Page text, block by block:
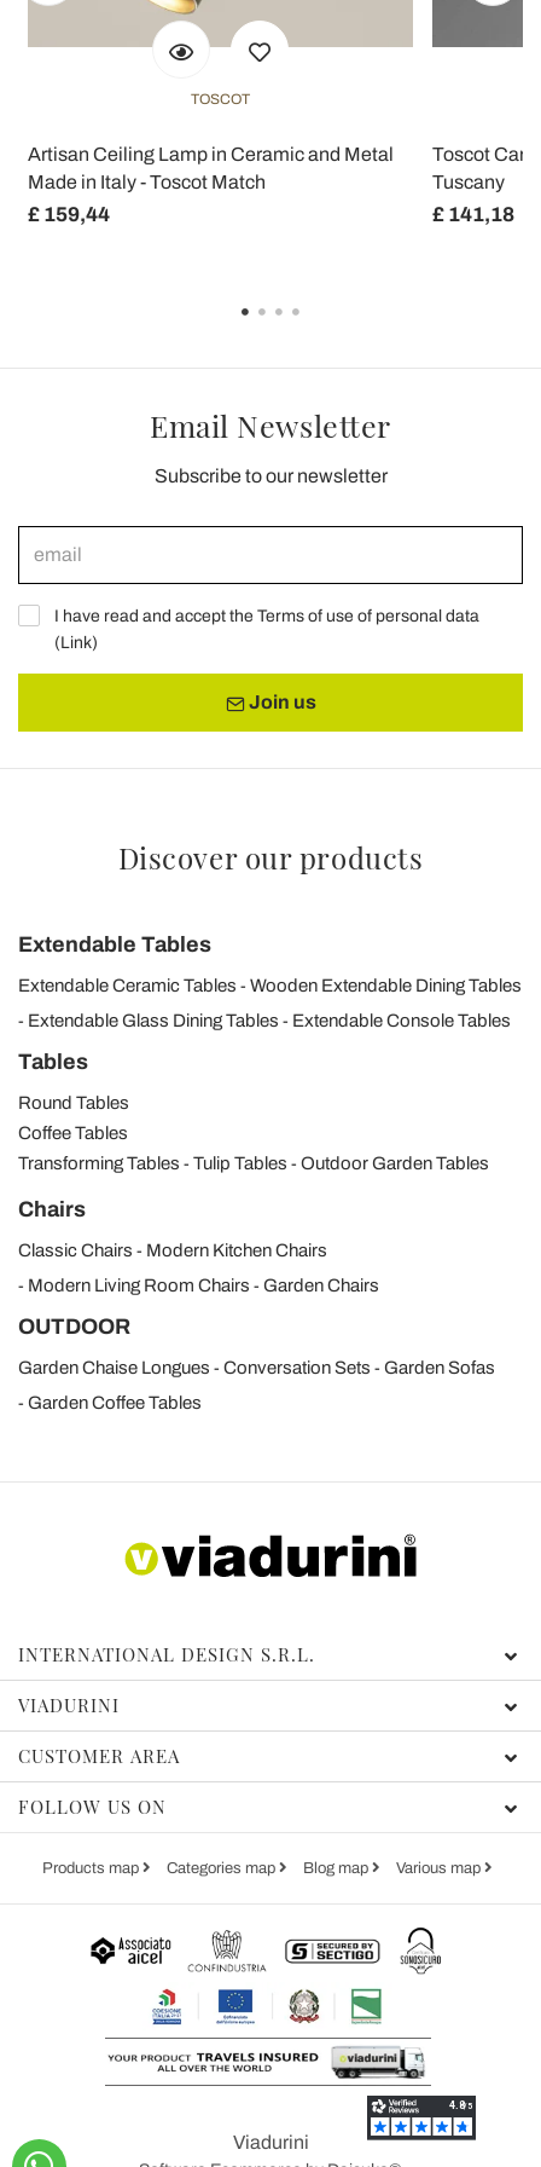
TOSCOT
Artisan Ceiling Lamp in Ceramic and Metal
Made in Italy - Toscot Match
£ 159,44
Toscot
Tuscany
£ 141,18
Email Newsletter
Subscribe to our newsletter
I have read and accept the Terms of use of personal data
(Link)
Join us
Discover our products
Extendable Tables
Extendable Ceramic Tables
Wooden Extendable Dining Tables
Extendable Glass Dining Tables
Extendable Console Tables
Tables
Round Tables
Coffee Tables
Transforming Tables
Tulip Tables Outdoor Garden Tables
Chairs
Classic Chairs
Modern Kitchen Chairs
Modern Living Room Chairs
Garden Chairs
OUTDOOR
Garden Chaise Longues Conversation Sets
Garden Sofas
Garden Coffee Tables
INTERNATIONAL DESIGN S.R.L.
VIADURINI
CUSTOMER AREA
FOLLOW US ON
Products map Categories map Blog map Various map
Viadurini